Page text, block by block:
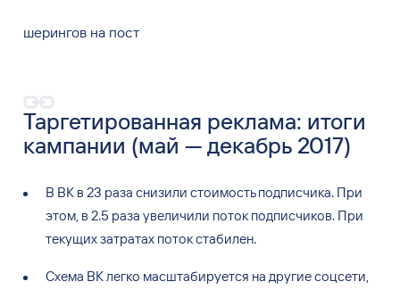
шерингов на пост
Таргетированная реклама: итоги
кампании (май — декабрь 2017)
В ВК в 23 раза снизили стоимость подписчика. При
этом, в 2.5 раза увеличили поток подписчиков. При
текущих затратах поток стабилен.
Схема ВКлегко масштабируется на другие соцсети,